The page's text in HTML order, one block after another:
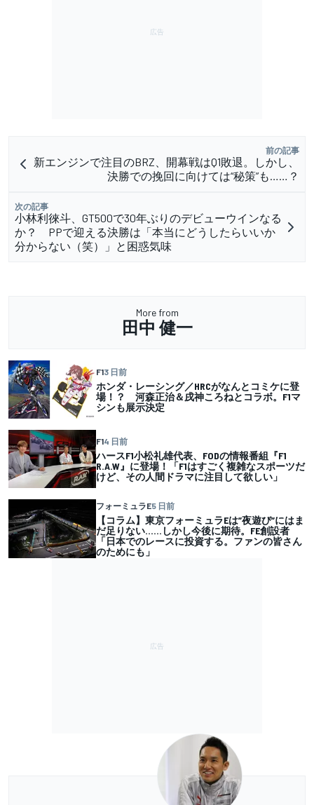
前の記事
新エンジンで注目のBRZ、開幕戦はQ1敗退。しかし、
決勝での挽回に向けては“秘策”も……？
次の記事
小林利徠斗、GT500で30年ぶりのデビューウインなる
か？ PPで迎える決勝は「本当にどうしたらいいか
分からない（笑）」と困惑気味
More from
田中 健一
F13 日前
ホンダ・レーシング／HRCがなんとコミケに登
場！？ 河森正治＆戌神ころねとコラボ。F1マ
シンも展示決定
F14 日前
ハースF1小松礼雄代表、FODの情報番組『F1
R.A.W』に登場！「F1はすごく複雑なスポーツだ
けど、その人間ドラマに注目して欲しい」
フォーミュラE5 日前
【コラム】東京フォーミュラEは”夜遊び”にはま
だ足りない……しかし今後に期待。FE創設者
「日本でのレースに投資する。ファンの皆さん
のためにも」